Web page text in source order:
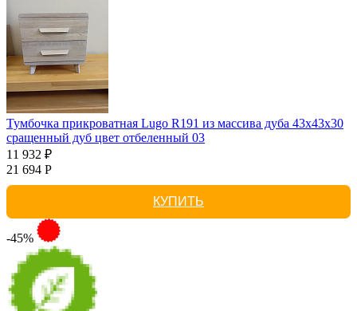
Тумбочка прикроватная Lugo R191 из массива дуба 43х43х30
сращенный дуб цвет отбеленный 03
11 932 ₽
21 694 Р
КУПИТЬ
-45%